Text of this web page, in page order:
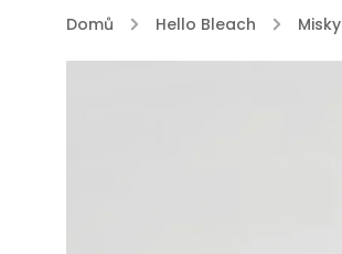
Domů / Hello Bleach / Misky